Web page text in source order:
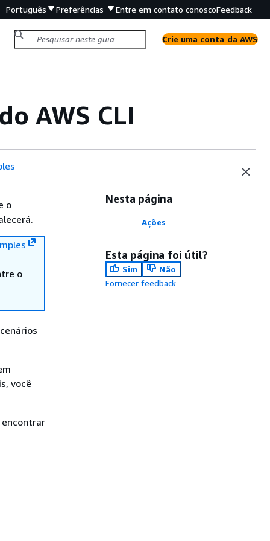
Português Preferências Entre em contato conoscoFeedback
Crie uma conta da AWS
AWS CLI
o
o
você
encontrar
Nesta página
Ações
Esta página foi útil?
Sim
Não
Fornecer feedback